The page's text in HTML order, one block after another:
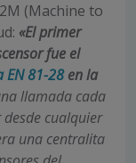
(Machine to
«El primer
fue el
EN 81-28en la
llamada cada
cualquier
una centralita